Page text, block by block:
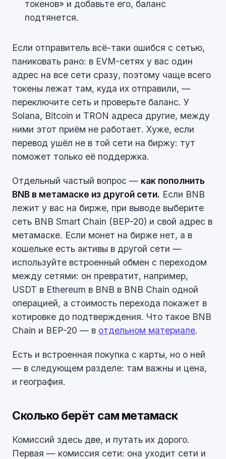
токенов» и добавьте его, баланс
подтянется.
Если отправитель всё-таки ошибся с сетью,
паниковать рано: в EVM-сетях у вас один
адрес на все сети сразу, поэтому чаще всего
токены лежат там, куда их отправили, —
переключите сеть и проверьте баланс. У
Solana, Bitcoin и TRON адреса другие, между
ними этот приём не работает. Хуже, если
перевод ушёл не в той сети на биржу: тут
поможет только её поддержка.
Отдельный частый вопрос — как пополнить
BNB в метамаске из другой сети. Если BNB
лежит у вас на бирже, при выводе выберите
сеть BNB Smart Chain (BEP-20) и свой адрес в
метамаске. Если монет на бирже нет, а в
кошельке есть активы в другой сети —
используйте встроенный обмен с переходом
между сетями: он превратит, например,
USDT в Ethereum в BNB в BNB Chain одной
операцией, а стоимость перехода покажет в
котировке до подтверждения. Что такое BNB
Chain и BEP-20 — в отдельном материале.
Есть и встроенная покупка с карты, но о ней
— в следующем разделе: там важны и цена,
и география.
Сколько берёт сам метамаск
Комиссий здесь две, и путать их дорого.
Первая — комиссия сети: она уходит сети и